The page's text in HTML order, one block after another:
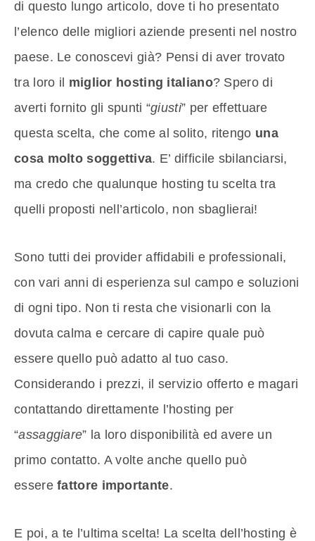
di questo lungo articolo, dove ti ho presentato
l’elenco delle migliori aziende presenti nel nostro
paese. Le conoscevi già? Pensi di aver trovato
tra loro il miglior hosting italiano? Spero di
averti fornito gli spunti “giusti” per effettuare
questa scelta, che come al solito, ritengo una
cosa molto soggettiva. E’ difficile sbilanciarsi,
ma credo che qualunque hosting tu scelta tra
quelli proposti nell’articolo, non sbaglierai!
Sono tutti dei provider affidabili e professionali,
con vari anni di esperienza sul campo e soluzioni
di ogni tipo. Non ti resta che visionarli con la
dovuta calma e cercare di capire quale può
essere quello può adatto al tuo caso.
Considerando i prezzi, il servizio offerto e magari
contattando direttamente l’hosting per
“assaggiare” la loro disponibilità ed avere un
primo contatto. A volte anche quello può
esserefattore importante.
E poi, a te l’ultima scelta! La scelta dell’hosting è